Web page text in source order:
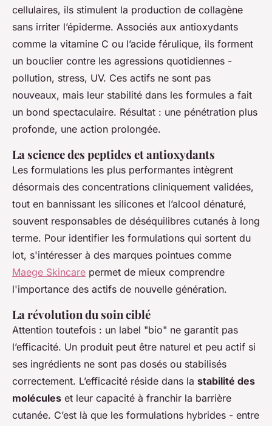
cellulaires, ils stimulent la production de collagène
sans irriter l’épiderme. Associés aux antioxydants
comme la vitamine C ou l’acide férulique, ils forment
un bouclier contre les agressions quotidiennes -
pollution, stress, UV. Ces actifs ne sont pas
nouveaux, mais leur stabilité dans les formules a fait
un bond spectaculaire. Résultat : une pénétration plus
profonde, une action prolongée.
La science des peptides et antioxydants
Les formulations les plus performantes intègrent
désormais des concentrations cliniquement validées,
tout en bannissant les silicones et l’alcool dénaturé,
souvent responsables de déséquilibres cutanés à long
terme. Pour identifier les formulations qui sortent du
lot, s'intéresser à des marques pointues comme
Maege Skincare permet de mieux comprendre
l'importance des actifs de nouvelle génération.
La révolution du soin ciblé
Attention toutefois : un label "bio" ne garantit pas
l’efficacité. Un produit peut être naturel et peu actif si
ses ingrédients ne sont pas dosés ou stabilisés
correctement. L’efficacité réside dans la stabilité des
molécules et leur capacité à franchir la barrière
cutanée. C’est là que les formulations hybrides - entre